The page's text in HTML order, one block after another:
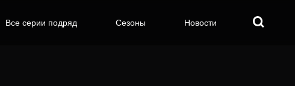
Все серии подряд Сезоны Новости